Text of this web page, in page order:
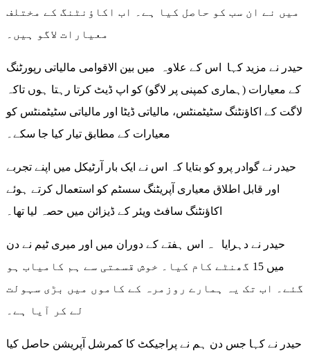
میں نے ان سب کو حاصل کیا ہے۔ اب اکاؤنٹنگ کے مختلف
معیارات لاگو ہیں۔
حیدر نے مزید کہا اس کے علاوہ میں بین الاقوامی مالیاتی رپورٹنگ
کے معیارات (ہماری کمپنی پر لاگو) کو اپ ڈیٹ کرتا رہتا ہوں تاکہ
لاگت کے اکاؤنٹنگ سٹیٹمنٹس، مالیاتی ڈیٹا اور مالیاتی سٹیٹمنٹس کو
حیدر نے گوادر پرو کو بتایا کہ اس نے ایک بار آرٹیکل میں اپنے تجربے
اور قابل اطلاق معیاری آپریٹنگ سسٹم کو استعمال کرتے ہوئے
اکاؤنٹنگ سافٹ ویئر کے ڈیزائن میں حصہ لیا تھا۔
حیدر نے دہرایا ہ اس ہفتے کے دوران میں اور میری ٹیم نے دن
میں 15 گھنٹے کام کیا۔ خوش قسمتی سے ہم کامیاب ہو
گئے۔ اب تک یہ ہمارے روزمرہ کے کاموں میں بڑی سہولت
حیدر نے کہا جس دن ہم نے پراجیکٹ کا کمرشل آپریشن حاصل کیا